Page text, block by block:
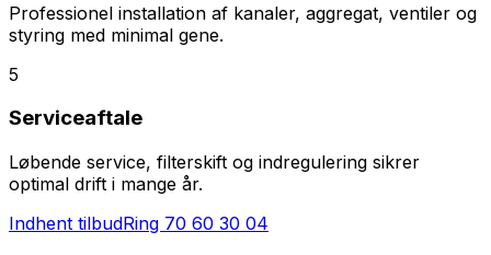
Professionel installation af kanaler, aggregat, ventiler og
styring med minimal gene.
5
Serviceaftale
Løbende service, filterskift og indregulering sikrer
optimal drift i mange år.
Indhent tilbudRing 70 60 30 04